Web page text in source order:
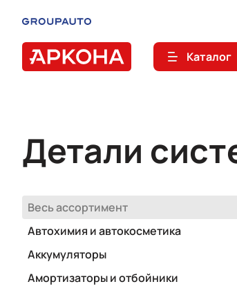
Каталог
Детали
Весь ассортимент
Автохимия и автокосметика
Аккумуляторы
Амортизаторы и отбойники